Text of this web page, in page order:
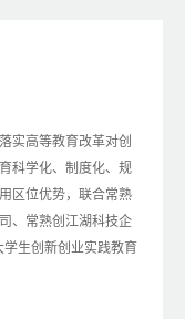
实高等教育改革对创
科学化、制度化、规
区位优势，联合常熟
、常熟创江湖科技企
生创新创业实践教育